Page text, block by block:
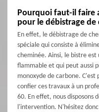
Pourquoi faut-il faire
pour le débistrage de
En effet, le débistrage de
spéciale qui consiste à
cheminée. Ainsi, le bistre
flammable et qui peut aussi
monoxyde de carbone.
confier ces travaux à un
60. En effet, nous disposons
l'intervention. N'hésitez